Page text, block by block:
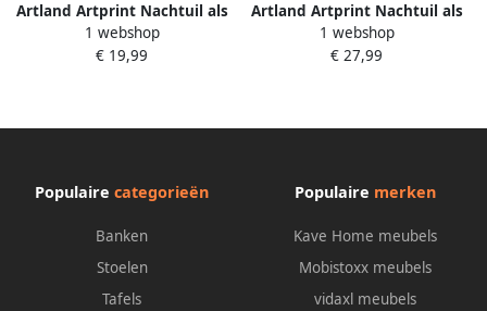
Artland Artprint Nachtuil als
artprint van aluminium
artprint voor buiten artprint
1 webshop
€ 19,99
Artland Artprint Nachtuil als
artprint van aluminium
artprint voor buiten artprint
1 webshop
€ 27,99
Populaire categorieën
Banken
Stoelen
Tafels
Populaire merken
Kave Home meubels
Mobistoxx meubels
vidaxl meubels